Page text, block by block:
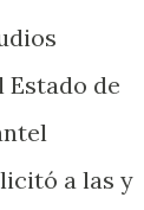
de
a las y